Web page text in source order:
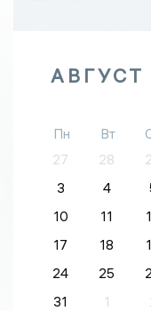
АВГУСТ
Пн Вт
27
28
3
4
10
11
17
18
24
25
31
1